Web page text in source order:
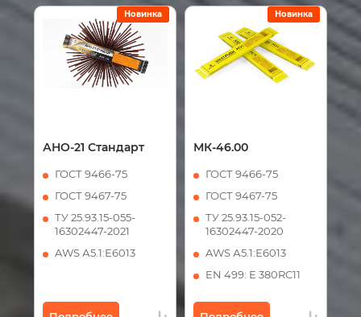
Новинка
АНО-21 Стандарт
ГОСТ 9466-75
ГОСТ 9467-75
ТУ 25.93.15-055-
16302447-2021
AWS А5.1:Е6013
Новинка
МК-46.00
ГОСТ 9466-75
ГОСТ 9467-75
ТУ 25.93.15-052-
16302447-2020
AWS А5.1:Е6013
EN 499: Е 380RC11